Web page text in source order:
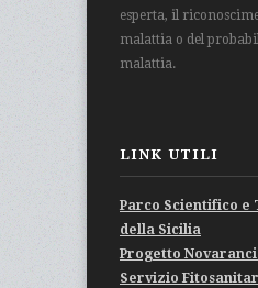
esperta, il
malattia o del
malattia.
LINK UTILI
Parco Scientifico e
della Sicilia
Progetto
Servizio